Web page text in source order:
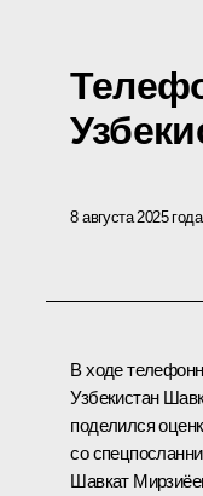
8 августа 2025 года
В ходе
Узбекистан
поделился
со
Шавкат